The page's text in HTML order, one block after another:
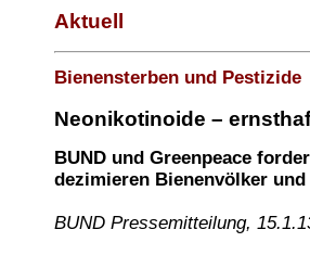
Aktuell
Bienensterben und Pestizide
Neonikotinoide –
BUND und Greenpeace
dezimieren Bienenvölker
BUND Pressemitteilung,